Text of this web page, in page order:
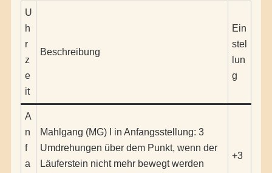
U
h
r
z
e
it
Beschreibung
Ein
stel
lun
g
A
n
f
a
Mahlgang (MG) I in Anfangsstellung: 3
Umdrehungen über dem Punkt, wenn der
Läuferstein nicht mehr bewegt werden
+3